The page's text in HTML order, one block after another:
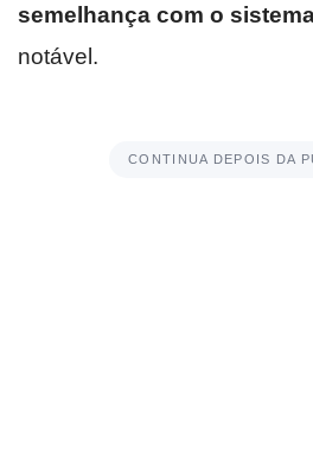
semelhança com o
notável.
CONTINUA DEPOIS DA